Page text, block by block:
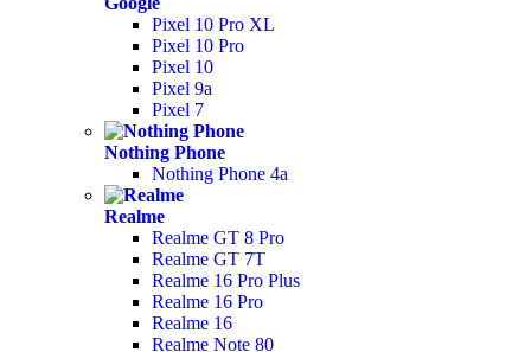
Pixel 10 Pro XL
Pixel 10 Pro
Pixel 10
Pixel 9a
Pixel 7
Nothing Phone
Nothing Phone 4a
Realme
Realme GT 8 Pro
Realme GT 7T
Realme 16 Pro Plus
Realme 16 Pro
Realme 16
Realme Note 80